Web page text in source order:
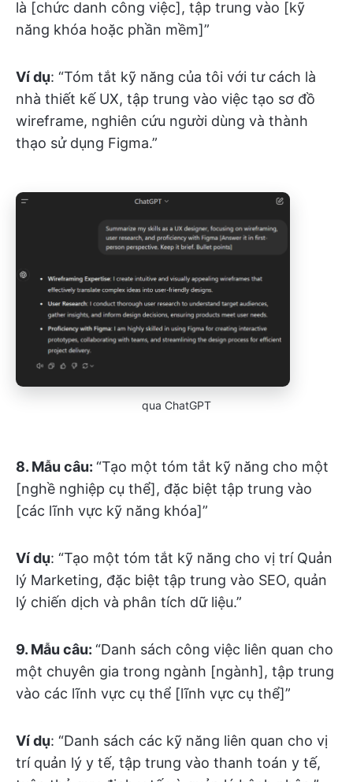
là [chức danh công việc], tập trung vào [kỹ
năng khóa hoặc phần mềm]”
Ví dụ: “Tóm tắt kỹ năng của tôi với tư cách là
nhà thiết kế UX, tập trung vào việc tạo sơ đồ
wireframe, nghiên cứu người dùng và thành
thạo sử dụng Figma.”
qua ChatGPT
8. Mẫu câu: “Tạo một tóm tắt kỹ năng cho một
[nghề nghiệp cụ thể], đặc biệt tập trung vào
[các lĩnh vực kỹ năng khóa]”
Ví dụ: “Tạo một tóm tắt kỹ năng cho vị trí Quản
lý Marketing, đặc biệt tập trung vào SEO, quản
lý chiến dịch và phân tích dữ liệu.”
9. Mẫu câu: “Danh sách công việc liên quan cho
một chuyên gia trong ngành [ngành], tập trung
vào các lĩnh vực cụ thể [lĩnh vực cụ thể]”
Ví dụ: “Danh sách các kỹ năng liên quan cho vị
trí quản lý y tế, tập trung vào thanh toán y tế,